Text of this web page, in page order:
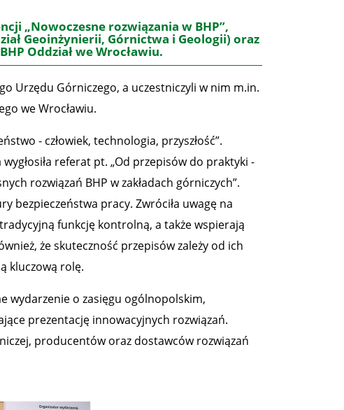
„Nowoczesne rozwiązania w BHP”,
Geoinżynierii, Górnictwa i Geologii) oraz
Oddział we Wrocławiu.
Urzędu Górniczego, a uczestniczyli w nim m.in.
we Wrocławiu.
- człowiek, technologia, przyszłość”.
referat pt. „Od przepisów do praktyki -
rozwiązań BHP w zakładach górniczych”.
bezpieczeństwa pracy. Zwróciła uwagę na
funkcję kontrolną, a także wspierają
że skuteczność przepisów zależy od ich
kluczową rolę.
wydarzenie o zasięgu ogólnopolskim,
prezentację innowacyjnych rozwiązań.
producentów oraz dostawców rozwiązań